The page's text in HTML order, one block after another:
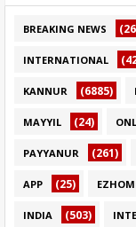
BREAKING NEWS
INTERNATIONAL
KANNUR (6885)
MAYYIL (24)
PAYYANUR (261)
APP (25)
INDIA (503)